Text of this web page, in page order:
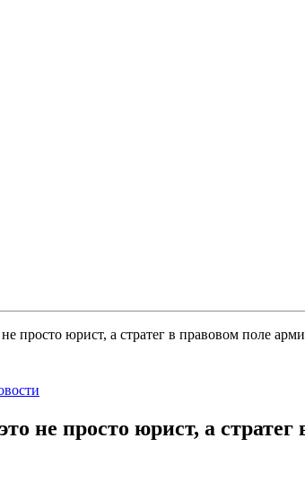
просто юрист, а стратег в правовом поле
не просто юрист, а стратег